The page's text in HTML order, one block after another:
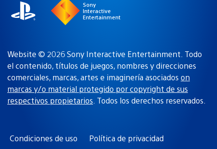
Sony
Interactive
Entertainment
Website © 2026 Sony Interactive Entertainment. Todo
el contenido, títulos de juegos, nombres y direcciones
comerciales, marcas, artes e imaginería asociados on
marcas y/o material protegido por copyright de sus
respectivos propietarios. Todos los derechos reservados.
Condiciones de uso Política de privacidad